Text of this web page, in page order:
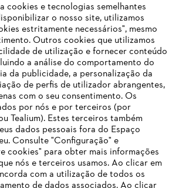
Opções de pagamento
NÃO SUPORTA
cookies e tecnologias semelhantes
o nosso site, utilizamos
estritamente necessários", mesmo
Outros cookies que utilizamos
de utilização e fornecer conteúdo
a análise do comportamento do
da publicidade, a personalização da
de perfis de utilizador abrangentes,
com o seu consentimento. Os
por nós e por terceiros (por
Tealium). Estes terceiros também
dados pessoais fora do Espaço
Consulte "Configuração" e
cookies" para obter mais informações
nós e terceiros usamos. Ao clicar em
com a utilização de todos os